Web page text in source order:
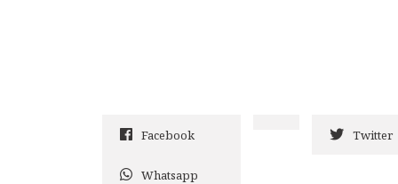
Facebook Twitter
Whatsapp